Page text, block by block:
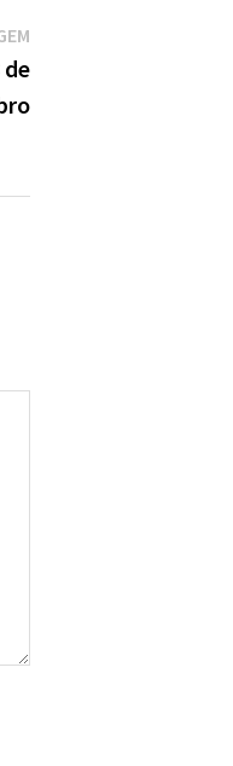
Próxima
postagem: